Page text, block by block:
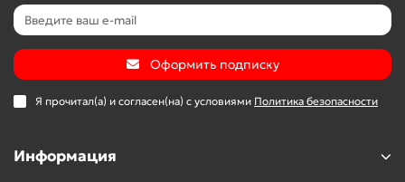
Наличие транспортировочных колес и ручки —
перемещать изделие очень просто, не составит
труда даже перевозка на большие расстояния.
Безопасность и высокая устойчивость — резиновые
ножки гасят вибрации и удерживают компрессор на
изготовлен из металла (в том числе корпус фильтра),
Оформить подписку
Я прочитал(а) и согласен(на) с условиями Политика безопасности
Информация